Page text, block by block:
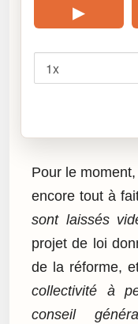
▶
Pour le
encore tout à
sont laissés
projet de loi
de la réforme,
collectivité à
conseil